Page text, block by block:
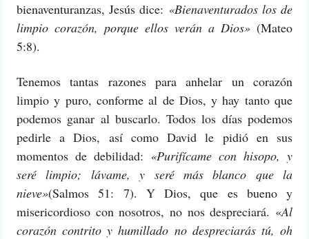
bienaventuranzas, Jesús dice: «Bienaventurados los de
limpio corazón, porque ellos verán a Dios» (Mateo
5:8).
Tenemos tantas razones para anhelar un corazón
limpio y puro, conforme al de Dios, y hay tanto que
podemos ganar al buscarlo. Todos los días podemos
pedirle a Dios, así como David le pidió en sus
momentos de debilidad: «Purifícame con hisopo, y
seré limpio; lávame, y seré más blanco que la
nieve»(Salmos 51: 7). Y Dios, que es bueno y
misericordioso con nosotros, no nos despreciará. «Al
corazón contrito y humillado no despreciarás tú, oh